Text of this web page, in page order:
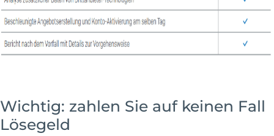
Wichtig: zahlen Sie auf keinen Fall
Lösegeld